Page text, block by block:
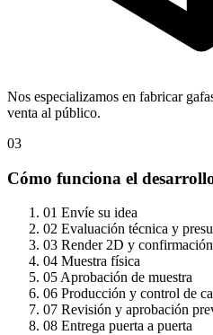
Nos especializamos en fabricar
venta al público.
03
Cómo funciona el
01 Envíe su idea
02 Evaluación técnica y
03 Render 2D y confirmación
04 Muestra física
05 Aprobación de muestra
06 Producción y control de
07 Revisión y aprobación
08 Entrega puerta a puerta